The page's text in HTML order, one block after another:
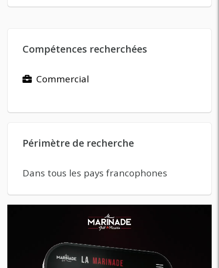
Compétences recherchées
Commercial
Périmètre de recherche
Dans tous les pays francophones